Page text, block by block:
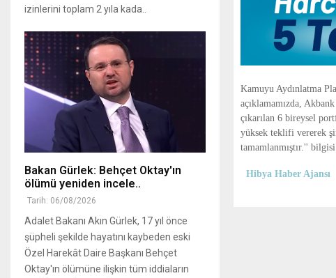
Kamuyu Aydınlatma
açıklamamızda,
çıkarılan 6 bireysel
yüksek teklifi vererek
tamamlanmıştır.'' bilgisi
Hibya Haber Ajansı
izinlerini toplam 2 yıla kada..
Bakan Gürlek: Behçet Oktay'ın
ölümü yeniden incele..
Tarih: 06/08/2026
Adalet Bakanı Akın Gürlek, 17 yıl önce
şüpheli şekilde hayatını kaybeden eski
Özel Harekât Daire Başkanı Behçet
Oktay'ın ölümüne ilişkin tüm iddiaların